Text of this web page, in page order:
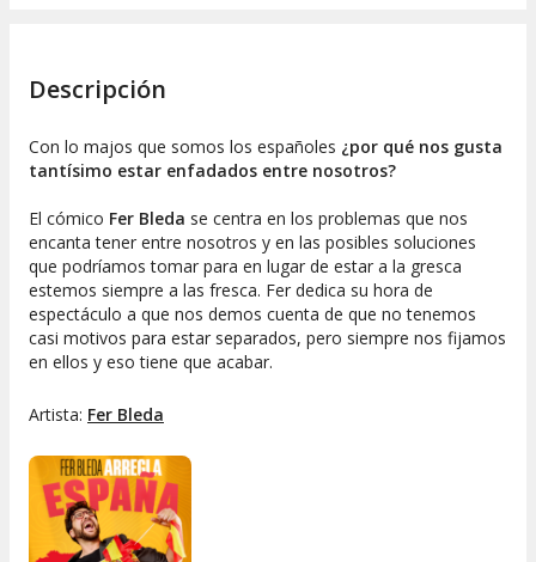
Descripción
Con lo majos que somos los españoles ¿por qué nos gusta
tantísimo estar enfadados entre nosotros?
El cómico Fer Bleda se centra en los problemas que nos
encanta tener entre nosotros y en las posibles soluciones
que podríamos tomar para en lugar de estar a la gresca
estemos siempre a las fresca. Fer dedica su hora de
espectáculo a que nos demos cuenta de que no tenemos
casi motivos para estar separados, pero siempre nos fijamos
en ellos y eso tiene que acabar.
Artista: Fer Bleda